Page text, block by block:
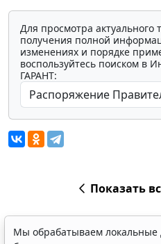
Для просмотра актуального
получения полной
изменениях и порядке
воспользуйтесь поиском в
ГАРАНТ:
Показать
Мы обрабатываем локальные